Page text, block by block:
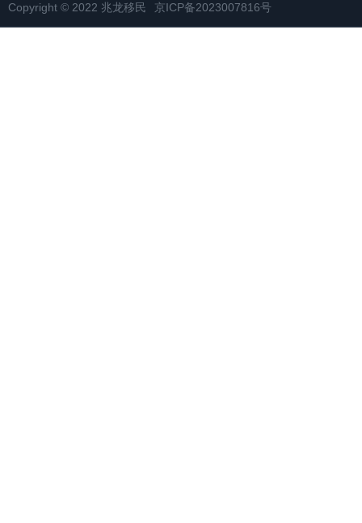
Copyright © 2022 兆龙移民 京ICP备2023007816号